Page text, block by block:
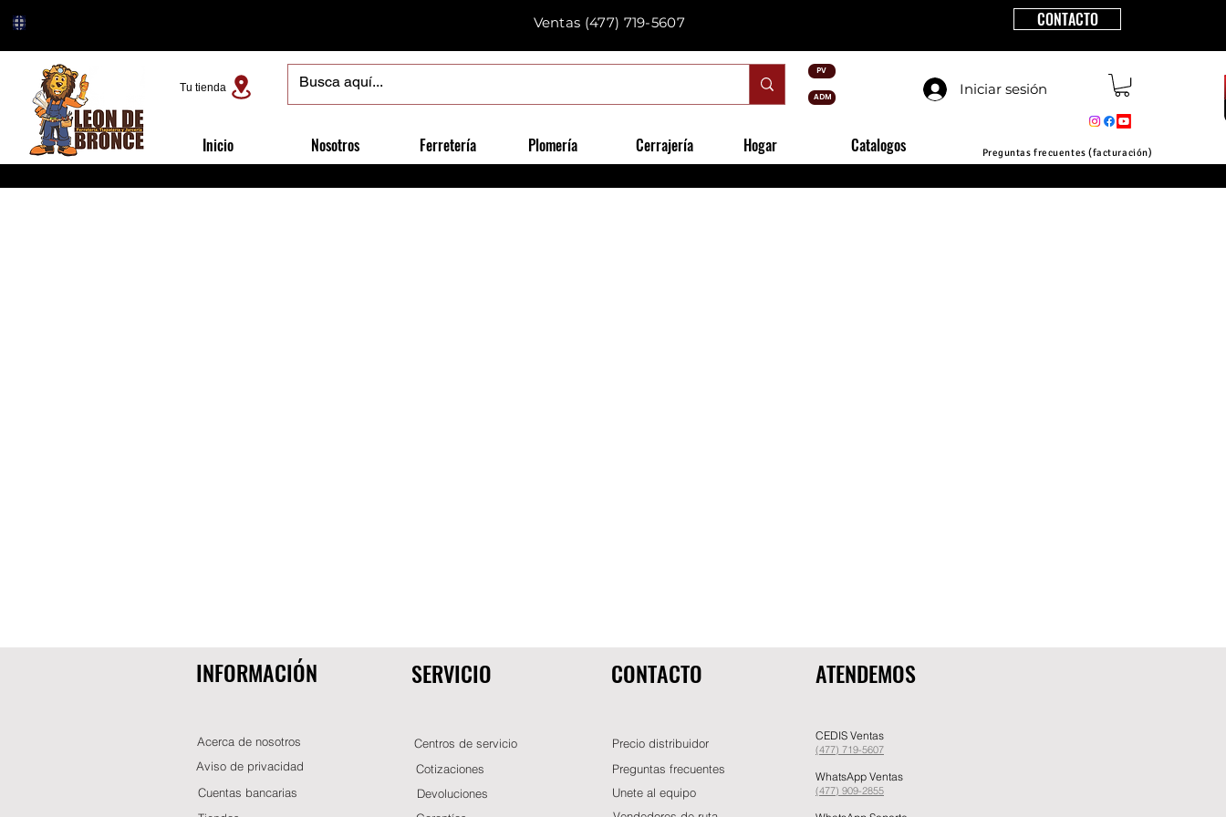
PV
ADM
Ventas (477) 719-5607 CONTACTO
Iniciar sesión
Tu tienda
Inicio Nosotros Ferretería Plomería Cerrajería Hogar Catalogos Preguntas frecuentes (facturación)
INFORMACIÓN
Acerca de nosotros
Aviso de privacidad
Cuentas bancarias
SERVICIO
Centros de servicio
Cotizaciones
Devoluciones
CONTACTO
Precio distribuidor
Preguntas frecuentes
Unete al equipo
ATENDEMOS
CEDIS Ventas
(477) 719-5607
WhatsApp Ventas
(477) 909-2855